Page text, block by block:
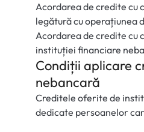
Acordarea de credite cu
legătură cu operațiunea
Acordarea de credite cu
instituției financiare
Condiții aplicare
nebancară
Creditele oferite de
dedicate persoanelor